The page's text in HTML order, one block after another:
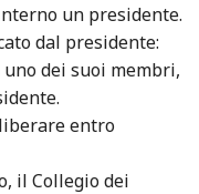
un presidente.
dal presidente:
dei suoi membri,
entro
il Collegio dei